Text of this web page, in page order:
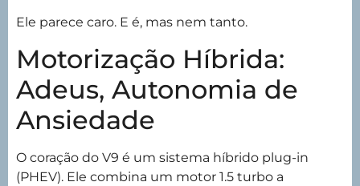
Ele parece caro. E é, mas nem tanto.
Motorização Híbrida:
Adeus, Autonomia de
Ansiedade
O coração do V9 é um sistema híbrido plug-in
(PHEV). Ele combina um motor 1.5 turbo a